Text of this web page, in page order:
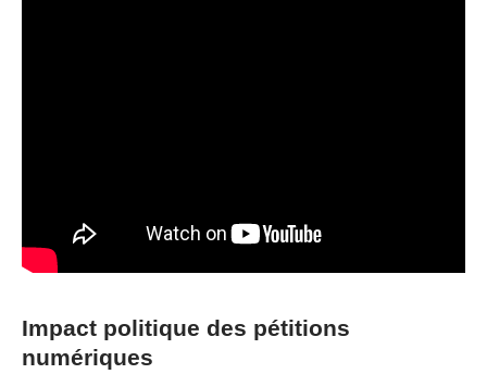
Impact politique des pétitions
numériques